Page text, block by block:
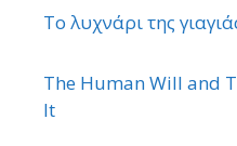
Το λυχνάρι της
The Human Will and
It